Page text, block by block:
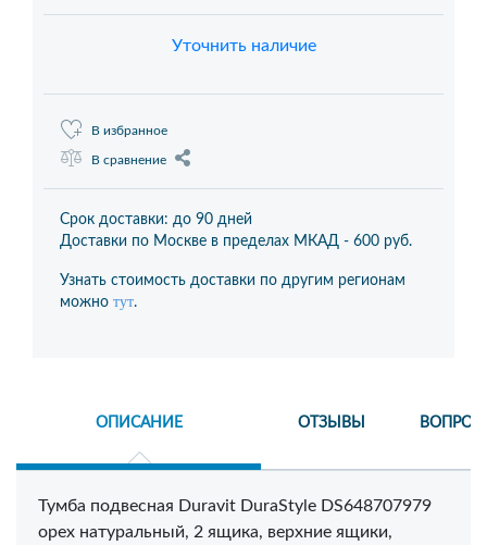
Уточнить наличие
В избранное
В сравнение
Срок доставки: до 90 дней
Доставки по Москве в пределах МКАД - 600 руб.
Узнать стоимость доставки по другим регионам
можно тут.
ОПИСАНИЕ ОТЗЫВЫ
Тумба подвесная Duravit DuraStyle DS648707979
орех натуральный, 2 ящика, верхние ящики,